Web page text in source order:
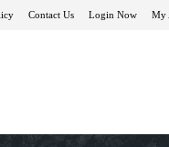
Contact Us Login Now My